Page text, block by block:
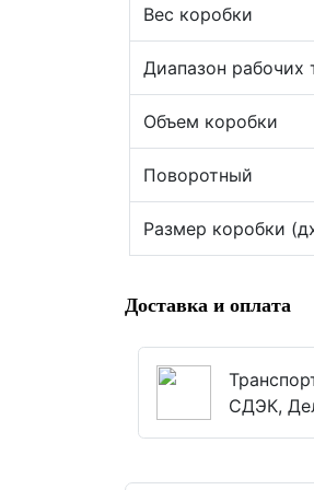
Вес коробки
Диапазон рабочих
Объем коробки
Поворотный
Размер коробки
Доставка и оплата
СДЭК,